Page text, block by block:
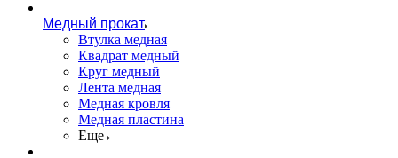
Медный прокат
Втулка медная
Квадрат медный
Круг медный
Лента медная
Медная кровля
Медная пластина
Еще